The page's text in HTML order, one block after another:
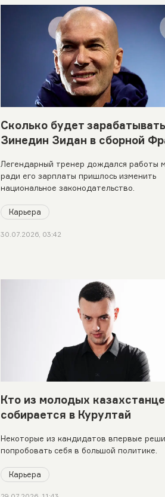
Сколько будет зарабатывать
Зинедин Зидан в сборной
Легендарный тренер дождался работы
ради его зарплаты пришлось изменить
национальное законодательство.
Карьера
30.07.2026, 03:42
Кто из молодых
собирается в Курултай
Некоторые из кандидатов впервые
попробовать себя в большой политике.
Карьера